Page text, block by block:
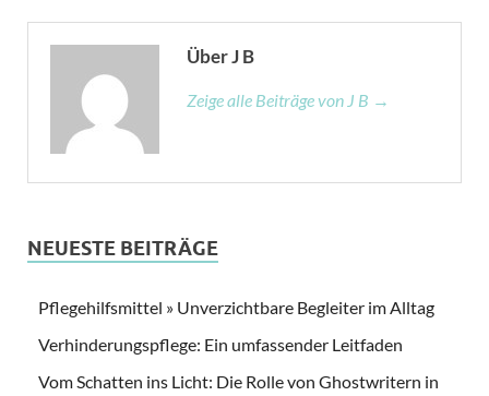
Über J B
Zeige alle Beiträge von J B →
NEUESTE BEITRÄGE
Pflegehilfsmittel » Unverzichtbare Begleiter im Alltag
Verhinderungspflege: Ein umfassender Leitfaden
Vom Schatten ins Licht: Die Rolle von Ghostwritern in